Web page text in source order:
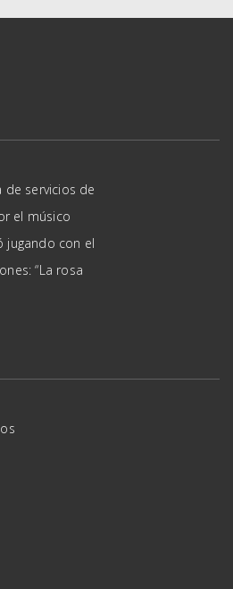
de servicios de
el músico
jugando con el
“La rosa